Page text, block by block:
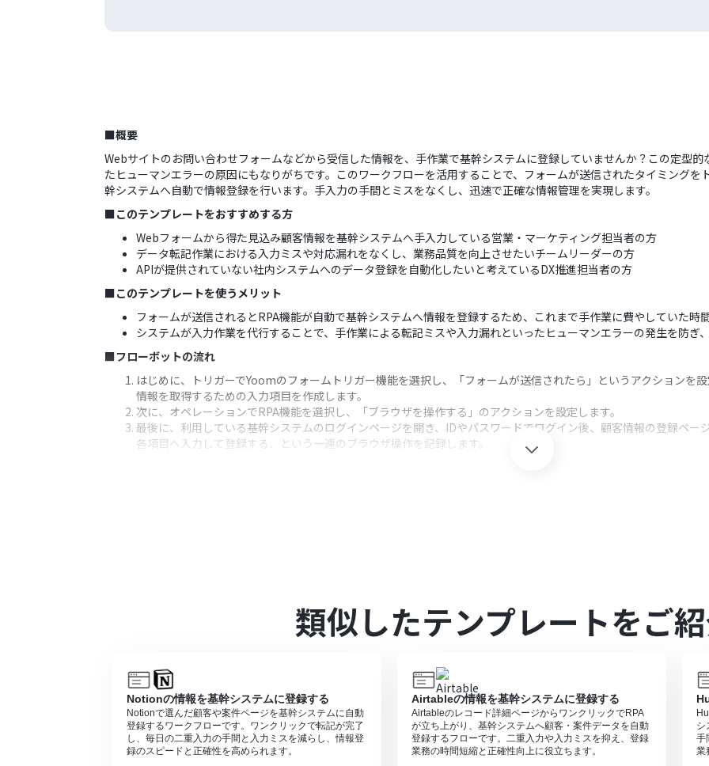
■概要
Webサイトのお問い合わせフォームなどから受信した情報を、手作業で基幹システムに登録していませんか？この定型
たヒューマンエラーの原因にもなりがちです。このワークフローを活用することで、フォームが送信されたタイミング
幹システムへ自動で情報登録を行います。手入力の手間とミスをなくし、迅速で正確な情報管理を実現します。
■このテンプレートをおすすめする方
Webフォームから得た見込み顧客情報を基幹システムへ手入力している営業・マーケティング担当者の方
データ転記作業における入力ミスや対応漏れをなくし、業務品質を向上させたいチームリーダーの方
APIが提供されていない社内システムへのデータ登録を自動化したいと考えているDX推進担当者の方
■このテンプレートを使うメリット
フォームが送信されるとRPA機能が自動で基幹システムへ情報を登録するため、これまで手作業に費やしていた時
システムが入力作業を代行することで、手作業による転記ミスや入力漏れといったヒューマンエラーの発生を防ぎ
■フローボットの流れ
はじめに、トリガーでYoomのフォームトリガー機能を選択し、「フォームが送信されたら」というアクションを
情報を取得するための入力項目を作成します。
次に、オペレーションでRPA機能を選択し、「ブラウザを操作する」のアクションを設定します。
最後に、利用している基幹システムのログインページを開き、IDやパスワードでログイン後、顧客情報の登録ペー
各項目へ入力して登録する、という一連のブラウザ操作を記録します。
ブラウザを操作するオペレーションはサクセスプランでのみご利用いただける機能となっております。フリープ
るフローボットのオペレーションはエラーとなりますので、ご注意ください。
サクセスプランなどの有料プランは、2週間の無料トライアルを行うことが可能です。無料トライアル中には制限
類似したテンプレートをご
Notionの情報を基幹システムに登録する
Notionで選んだ顧客や案件ページを基幹システムに自動
登録するワークフローです。ワンクリックで転記が完了
し、毎日の二重入力の手間と入力ミスを減らし、情報登
録のスピードと正確性を高められます。
Airtableの情報を基幹システムに登録する
Airtableのレコード詳細ページからワンクリックでRPA
が立ち上がり、基幹システムへ顧客・案件データを自動
登録するフローです。二重入力や入力ミスを抑え、登録
業務の時間短縮と正確性向上に役立ちます。
シ
手
業